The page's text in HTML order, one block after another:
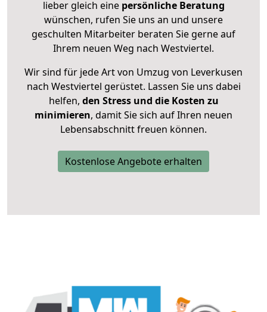
lieber gleich eine persönliche Beratung
wünschen, rufen Sie uns an und unsere
geschulten Mitarbeiter beraten Sie gerne auf
Ihrem neuen Weg nach Westviertel.
Wir sind für jede Art von Umzug von Leverkusen
nach Westviertel gerüstet. Lassen Sie uns dabei
helfen, den Stress und die Kosten zu
minimieren, damit Sie sich auf Ihren neuen
Lebensabschnitt freuen können.
Kostenlose Angebote erhalten